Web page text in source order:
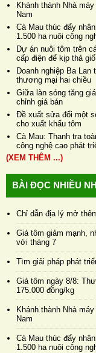
Khánh thành Nhà
Nam
Cà Mau thúc đẩy
1.500 ha nuôi công
Dự án nuôi tôm trên
cấp điện để kịp thả
Doanh nghiệp Ba
thương mại hai chiều
Giữa làn sóng tăng
chỉnh giá bán
Đề xuất sửa đổi một
cho xuất khẩu tôm
Cà Mau: Thanh tra
công nghệ cao phát
(XEM THÊM ...)
BÀI ĐỌC NHIỀU
Chỉ dẫn địa lý mở
Giá tôm giảm mạnh,
với tháng 7
Tìm giải pháp phát
Giá tôm ngày 8/8:
175.000 đồng/kg
Khánh thành Nhà
Nam
Cà Mau thúc đẩy
1.500 ha nuôi công